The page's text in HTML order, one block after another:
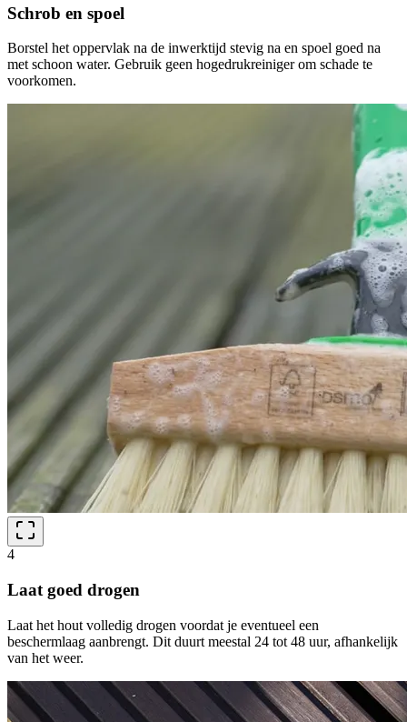
Schrob en spoel
Borstel het oppervlak na de inwerktijd stevig na en spoel goed na
met schoon water. Gebruik geen hogedrukreiniger om schade te
voorkomen.
4
Laat goed drogen
Laat het hout volledig drogen voordat je eventueel een
beschermlaag aanbrengt. Dit duurt meestal 24 tot 48 uur, afhankelijk
van het weer.